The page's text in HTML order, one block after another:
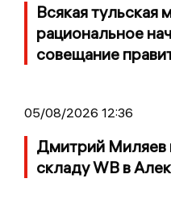
Всякая тульская
рациональное
совещание
05/08/2026 12:36
Дмитрий Миляев
складу WB в